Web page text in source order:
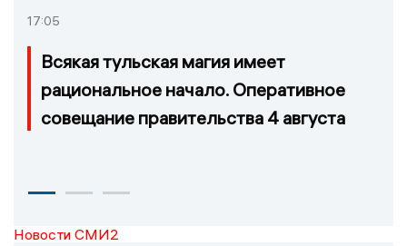
17:05
Всякая тульская магия имеет
рациональное начало. Оперативное
совещание правительства 4 августа
Новости СМИ2